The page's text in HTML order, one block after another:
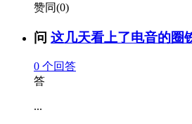
赞同(0)
问 这几天看上了电音的圈
0 个回答
答
...